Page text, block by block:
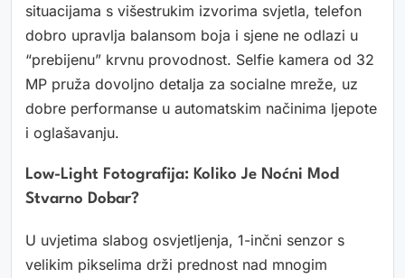
situacijama s višestrukim izvorima svjetla, telefon
dobro upravlja balansom boja i sjene ne odlazi u
“prebijenu” krvnu provodnost. Selfie kamera od 32
MP pruža dovoljno detalja za socialne mreže, uz
dobre performanse u automatskim načinima ljepote
i oglašavanju.
Low-Light Fotografija: Koliko Je Noćni Mod
Stvarno Dobar?
U uvjetima slabog osvjetljenja, 1-inčni senzor s
velikim pikselima drži prednost nad mnogim